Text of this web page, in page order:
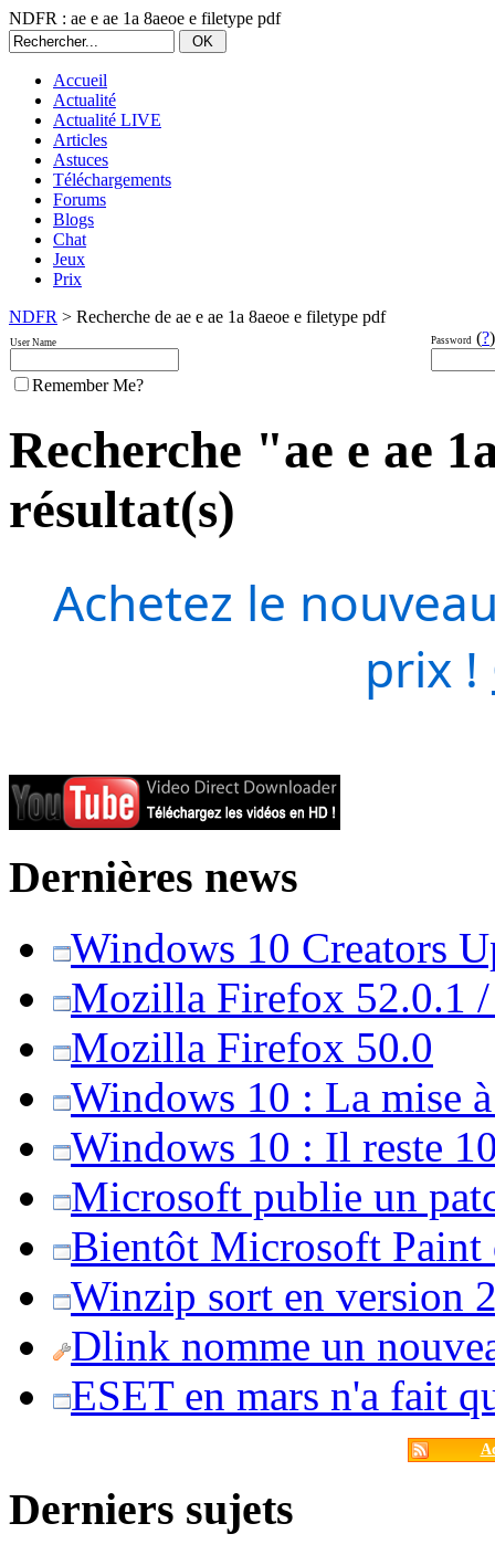
NDFR : ae e ae 1a 8aeoe e filetype pdf
Accueil
Actualité
Actualité LIVE
Articles
Astuces
Téléchargements
Forums
Blogs
Chat
Jeux
Prix
NDFR > Recherche de ae e ae 1a 8aeoe e filetype pdf
User Name Password (?)
Remember Me?
Recherche "ae e ae
résultat(s)
Achetez le
prix !
Dernières news
Windows 10 Creators
Mozilla Firefox 52.0.1
Mozilla Firefox 50.0
Windows 10 : La mise
Windows 10 : Il reste
Microsoft publie un
Bientôt Microsoft Paint
Winzip sort en version
Dlink nomme un
ESET en mars n'a fait
Derniers sujets